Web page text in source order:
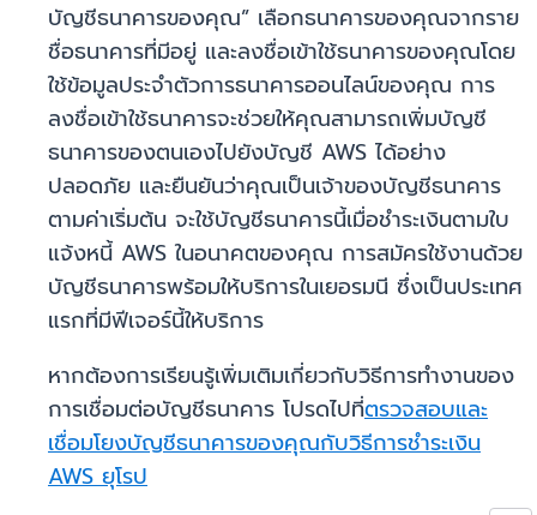
บัญชีธนาคารของคุณ” เลือกธนาคารของคุณจากราย
ชื่อธนาคารที่มีอยู่ และลงชื่อเข้าใช้ธนาคารของคุณโดย
ใช้ข้อมูลประจำตัวการธนาคารออนไลน์ของคุณ การ
ลงชื่อเข้าใช้ธนาคารจะช่วยให้คุณสามารถเพิ่มบัญชี
ธนาคารของตนเองไปยังบัญชี AWS ได้อย่าง
ปลอดภัย และยืนยันว่าคุณเป็นเจ้าของบัญชีธนาคาร
ตามค่าเริ่มต้น จะใช้บัญชีธนาคารนี้เมื่อชำระเงินตามใบ
แจ้งหนี้ AWS ในอนาคตของคุณ การสมัครใช้งานด้วย
บัญชีธนาคารพร้อมให้บริการในเยอรมนี ซึ่งเป็นประเทศ
แรกที่มีฟีเจอร์นี้ให้บริการ
หากต้องการเรียนรู้เพิ่มเติมเกี่ยวกับวิธีการทำงานของ
การเชื่อมต่อบัญชีธนาคาร โปรดไปที่ตรวจสอบและ
เชื่อมโยงบัญชีธนาคารของคุณกับวิธีการชำระเงิน
AWS ยุโรป